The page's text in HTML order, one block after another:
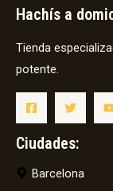
Hachís a
Tienda
potente.
Ciudades:
Barcelona